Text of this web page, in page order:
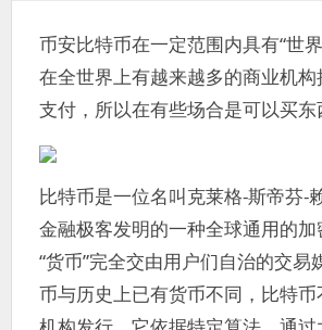
币安比特币在一定范围内具有“世
在全世界上有越来越多的商业机
支付，所以在有些场合是可以买东
比特币是一位名叫克莱格-斯帝芬-
金融极客发明的一种全球通用的
“货币”完全交由用户们自治的交易
币与历史上已有货币不同，比特